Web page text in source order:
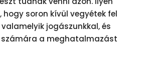
hogy soron kívül vegyétek fel
jogászunkkal, és
számára a meghatalmazást